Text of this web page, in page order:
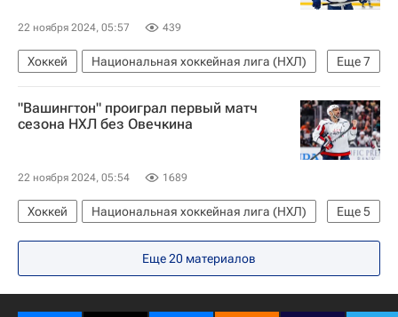
22 ноября 2024, 05:57 439
Еще7
Хоккей
Национальная хоккейная лига (НХЛ)
Тампа-Бэй Лайтнинг
Коламбус Блю Джекетс
Никита Кучеров
Кирилл Марченко
Иван Проворов
"Вашингтон" проиграл первый матч
сезона НХЛ без Овечкина
22 ноября 2024, 05:54 1689
Еще5
Хоккей
Национальная хоккейная лига (НХЛ)
Вашингтон Кэпиталз
Колорадо Эвеланш
Валерий Ничушкин
Александр Георгиев
Еще 20 материалов